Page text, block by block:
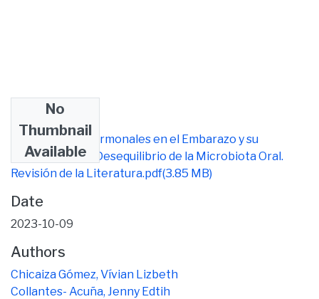
No
Thumbnail
Available
Alteraciones Hormonales en el Embarazo y su
Influencia en el Desequilibrio de la Microbiota Oral.
Revisión de la Literatura.pdf(3.85 MB)
Date
2023-10-09
Authors
Chicaiza Gómez, Vívian Lizbeth
Collantes- Acuña, Jenny Edtih